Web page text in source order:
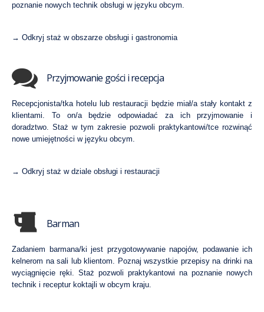
poznanie nowych technik obsługi w języku obcym.
→ Odkryj staż w obszarze obsługi i gastronomia
Przyjmowanie gości i recepcja
Recepcjonista/tka hotelu lub restauracji będzie miał/a stały kontakt z
klientami. To on/a będzie odpowiadać za ich przyjmowanie i
doradztwo. Staż w tym zakresie pozwoli praktykantowi/tce rozwinąć
nowe umiejętności w języku obcym.
→ Odkryj staż w dziale obsługi i restauracji
Barman
Zadaniem barmana/ki jest przygotowywanie napojów, podawanie ich
kelnerom na sali lub klientom. Poznaj wszystkie przepisy na drinki na
wyciągnięcie ręki. Staż pozwoli praktykantowi na poznanie nowych
technik i receptur koktajli w obcym kraju.